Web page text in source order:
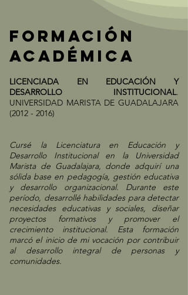
FORMACIÓN
ACADÉMICA
LICENCIADA EN EDUCACIÓN Y
DESARROLLO INSTITUCIONAL.
UNIVERSIDAD MARISTA DE GUADALAJARA
(2012 - 2016)
Cursé la Licenciatura en Educación y
Desarrollo Institucional en la Universidad
Marista de Guadalajara, donde adquirí una
sólida base en pedagogía, gestión educativa
y desarrollo organizacional. Durante este
período, desarrollé habilidades para detectar
necesidades educativas y sociales, diseñar
proyectos formativos y promover el
crecimiento institucional. Esta formación
marcó el inicio de mi vocación por contribuir
al desarrollo integral de personas y
comunidades.